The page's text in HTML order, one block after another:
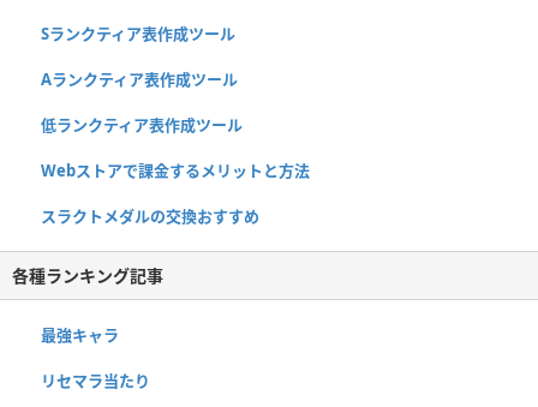
Sランクティア表作成ツール
Aランクティア表作成ツール
低ランクティア表作成ツール
Webストアで課金するメリットと方法
スラクトメダルの交換おすすめ
各種ランキング記事
最強キャラ
リセマラ当たり